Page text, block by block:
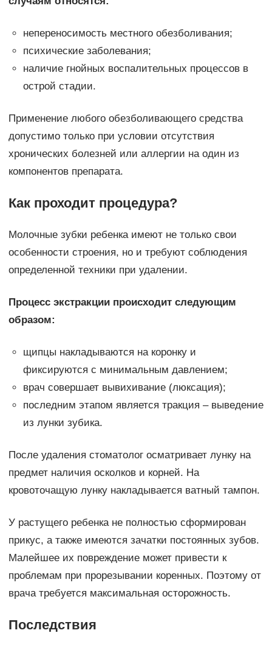
непереносимость местного обезболивания;
психические заболевания;
наличие гнойных воспалительных процессов в
острой стадии.
Применение любого обезболивающего средства
допустимо только при условии отсутствия
хронических болезней или аллергии на один из
компонентов препарата.
Как проходит процедура?
Молочные зубки ребенка имеют не только свои
особенности строения, но и требуют соблюдения
определенной техники при удалении.
Процесс экстракции происходит следующим
образом:
щипцы накладываются на коронку и
фиксируются с минимальным давлением;
врач совершает вывихивание (люксация);
последним этапом является тракция – выведение
из лунки зубика.
После удаления стоматолог осматривает лунку на
предмет наличия осколков и корней. На
кровоточащую лунку накладывается ватный тампон.
У растущего ребенка не полностью сформирован
прикус, а также имеются зачатки постоянных зубов.
Малейшее их повреждение может привести к
проблемам при прорезывании коренных. Поэтому от
врача требуется максимальная осторожность.
Последствия